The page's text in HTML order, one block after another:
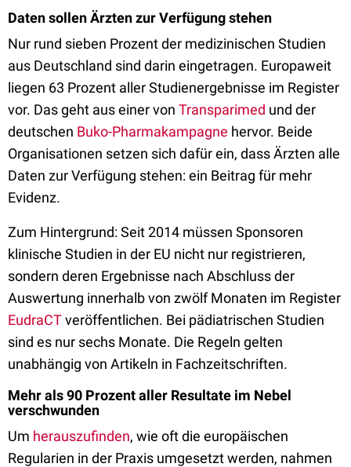
Daten sollen Ärzten zur Verfügung stehen
Nur rund sieben Prozent der medizinischen Studien
aus Deutschland sind darin eingetragen. Europaweit
liegen 63 Prozent aller Studienergebnisse im Register
vor. Das geht aus einer von Transparimed und der
deutschen Buko-Pharmakampagne hervor. Beide
Organisationen setzen sich dafür ein, dass Ärzten alle
Daten zur Verfügung stehen: ein Beitrag für mehr
Evidenz.
Zum Hintergrund: Seit 2014 müssen Sponsoren
klinische Studien in der EU nicht nur registrieren,
sondern deren Ergebnisse nach Abschluss der
Auswertung innerhalb von zwölf Monaten im Register
EudraCTveröffentlichen. Bei pädiatrischen Studien
sind es nur sechs Monate. Die Regeln gelten
unabhängig von Artikeln in Fachzeitschriften.
Mehr als 90 Prozent aller Resultate im Nebel
verschwunden
Um herauszufinden, wie oft die europäischen
Regularien in der Praxis umgesetzt werden, nahmen